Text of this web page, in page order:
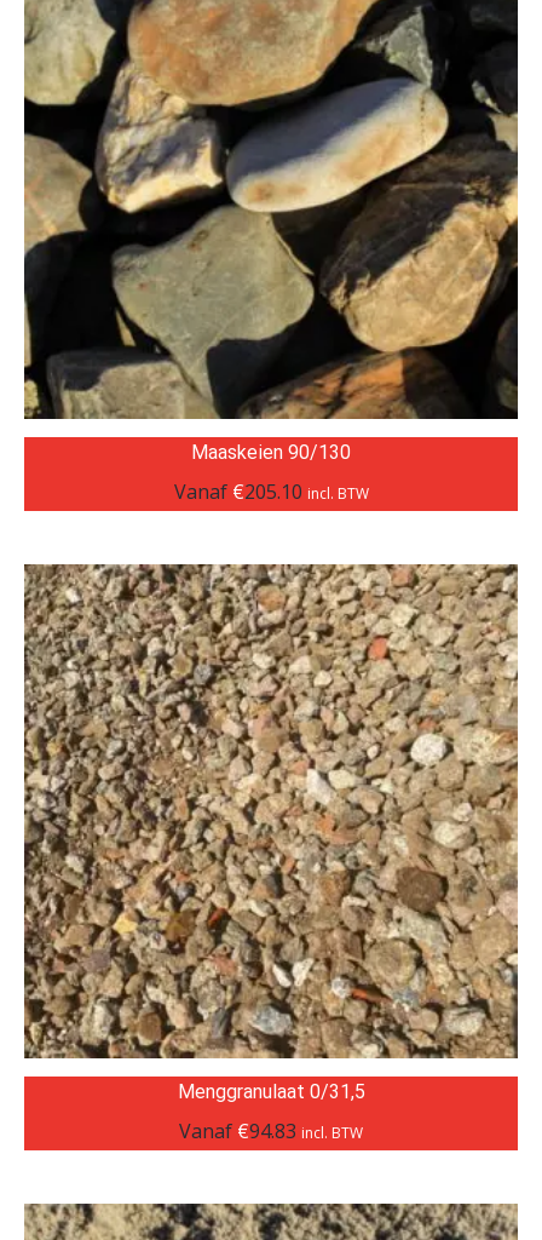
Maaskeien 90/130
Vanaf €205.10 incl. BTW
Menggranulaat 0/31,5
Vanaf €94.83 incl. BTW